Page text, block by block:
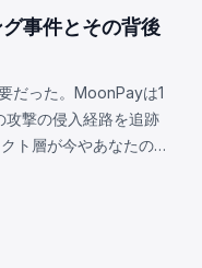
事件とその背後
だった。MoonPayは1
撃の侵入経路を追跡
ト層が今やあなたの